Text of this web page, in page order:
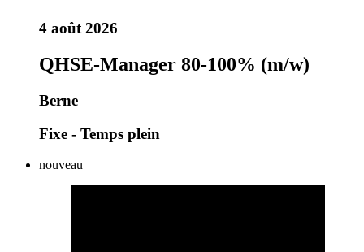
4 août 2026
QHSE-Manager 80-100% (m/w)
Berne
Fixe - Temps plein
nouveau